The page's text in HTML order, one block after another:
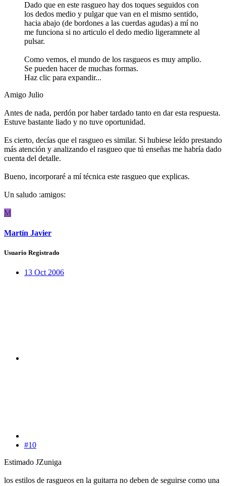
Dado que en este rasgueo hay dos toques seguidos con
los dedos medio y pulgar que van en el mismo sentido,
hacia abajo (de bordones a las cuerdas agudas) a mí no
me funciona si no articulo el dedo medio ligeramnete al
pulsar.
Como vemos, el mundo de los rasgueos es muy amplio.
Se pueden hacer de muchas formas.
Haz clic para expandir...
Amigo Julio
Antes de nada, perdón por haber tardado tanto en dar esta respuesta.
Estuve bastante liado y no tuve oportunidad.
Es cierto, decías que el rasgueo es similar. Si hubiese leído prestando
más atención y analizando el rasgueo que tú enseñas me habría dado
cuenta del detalle.
Bueno, incorporaré a mí técnica este rasgueo que explicas.
Un saludo :amigos:
M
Martín Javier
Usuario Registrado
13 Oct 2006
#10
Estimado JZuniga
los estilos de rasgueos en la guitarra no deben de seguirse como una